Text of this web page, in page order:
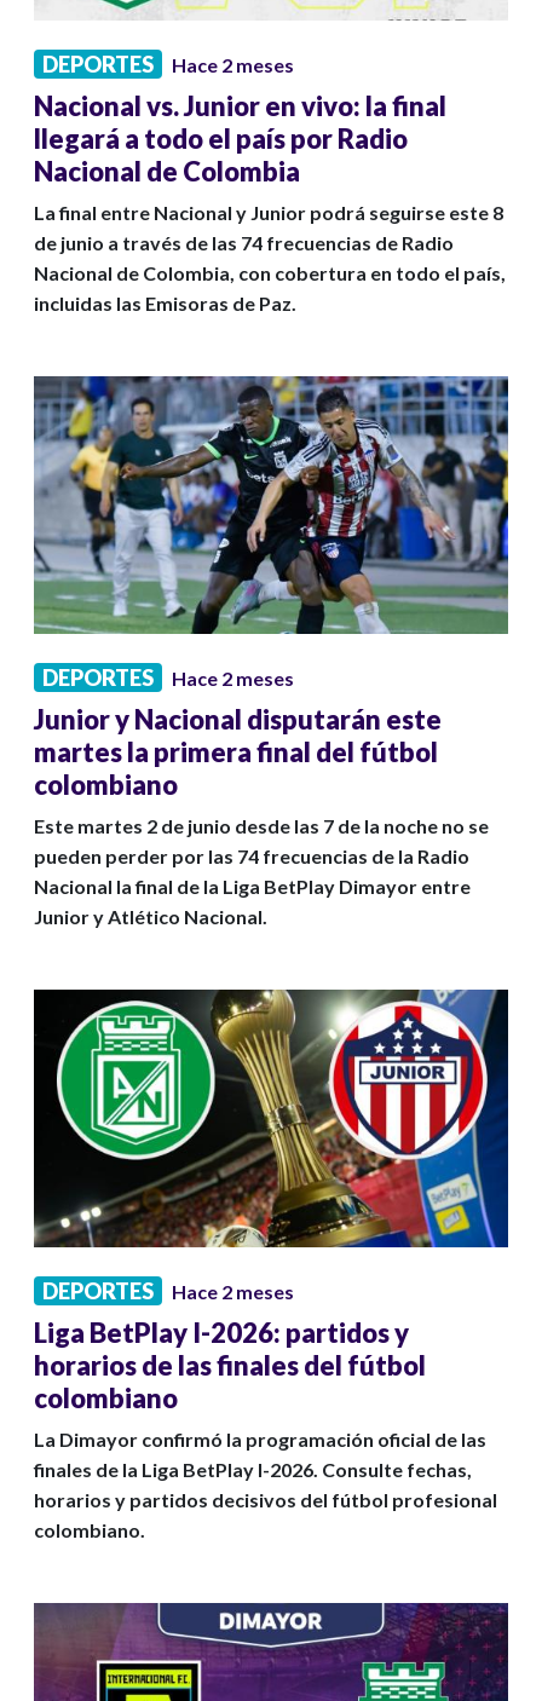
DEPORTES Hace 2 meses
Nacional vs. Junior en vivo: la final
llegará a todo el país por Radio
Nacional de Colombia
La final entre Nacional y Junior podrá seguirse este 8
de junio a través de las 74 frecuencias de Radio
Nacional de Colombia, con cobertura en todo el país,
incluidas las Emisoras de Paz.
DEPORTES Hace 2 meses
Junior y Nacional disputarán este
martes la primera final del fútbol
colombiano
Este martes 2 de junio desde las 7 de la noche no se
pueden perder por las 74 frecuencias de la Radio
Nacional la final de la Liga BetPlay Dimayor entre
Junior y Atlético Nacional.
DEPORTES Hace 2 meses
Liga BetPlay I-2026: partidos y
horarios de las finales del fútbol
colombiano
La Dimayor confirmó la programación oficial de las
finales de la Liga BetPlay I-2026. Consulte fechas,
horarios y partidos decisivos del fútbol profesional
colombiano.